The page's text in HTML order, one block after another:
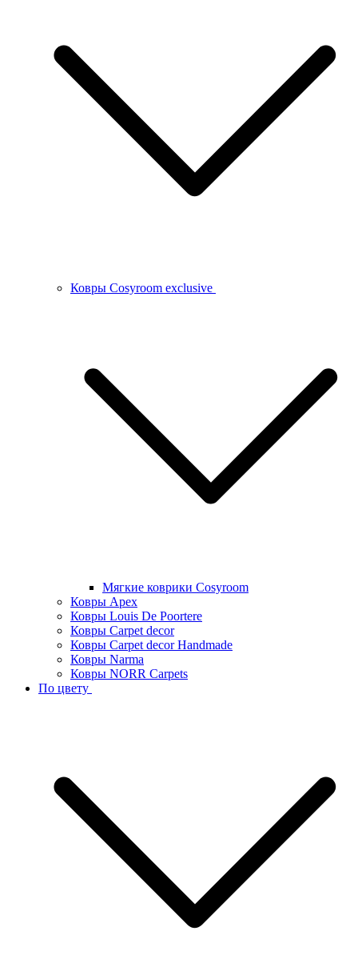
Ковры Cosyroom exclusive
Мягкие коврики Cosyroom
Ковры Apex
Ковры Louis De Poortere
Ковры Carpet decor
Ковры Carpet decor Handmade
Ковры Narma
Ковры NORR Carpets
По цвету